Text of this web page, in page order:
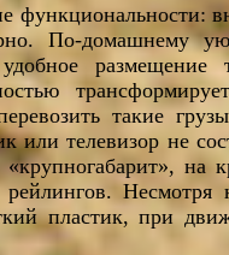
функциональности:
По-домашнему
размещение
такие
или телевизор не
на
Несмотря
пластик, при